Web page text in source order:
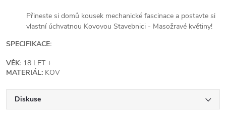
Přineste si domů kousek mechanické fascinace a postavte si
vlastní úchvatnou Kovovou Stavebnici - Masožravé květiny!
SPECIFIKACE:
VĚK: 18 LET +
MATERIÁL: KOV
Diskuse